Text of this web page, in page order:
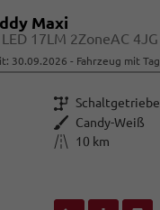
Maxi
17LM 2ZoneAC 4JG
30.09.2026 Fahrzeug mit
Getriebe Schaltgetriebe
Außenfarbe Candy-Weiß
Kilometerstand
10 km